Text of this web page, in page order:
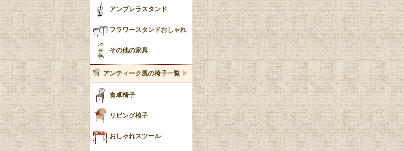
アンブレラスタンド
フラワースタンドおしゃれ
その他の家具
アンティーク風の椅子一覧
食卓椅子
リビング椅子
おしゃれスツール